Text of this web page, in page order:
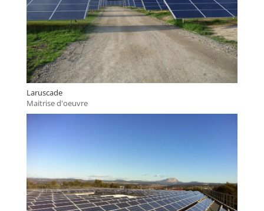
Laruscade
Maitrise d'oeuvre